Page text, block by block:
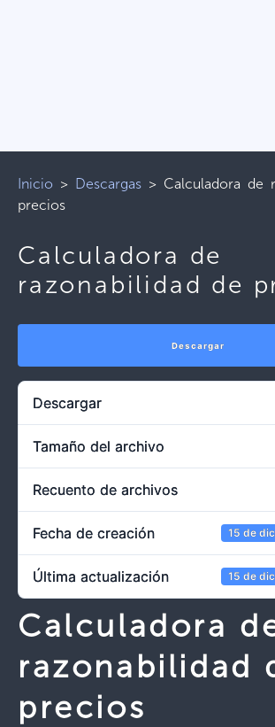
Inicio > Descargas > Calculadora de
precios
Calculadora de
razonabilidad de
Descargar
Descargar
Tamaño del archivo
Recuento de archivos
Fecha de creación 15 de
Última actualización 15 de
Calculadora
razonabilidad
precios